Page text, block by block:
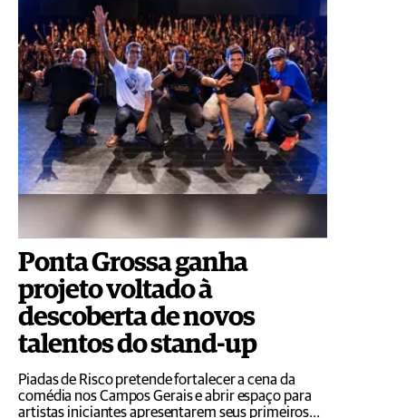
Ponta Grossa ganha
projeto voltado à
descoberta de novos
talentos do stand-up
Piadas de Risco pretende fortalecer a cena da
comédia nos Campos Gerais e abrir espaço para
artistas iniciantes apresentarem seus primeiros